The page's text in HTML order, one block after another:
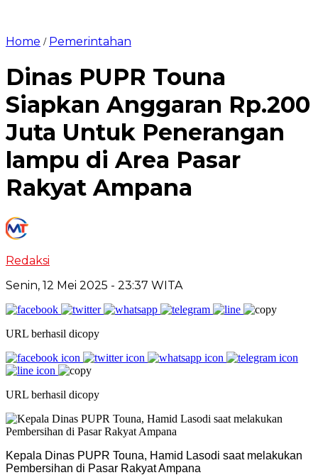
Home / Pemerintahan
Dinas PUPR Touna
Siapkan Anggaran Rp.200
Juta Untuk Penerangan
lampu di Area Pasar
Rakyat Ampana
Redaksi
Senin, 12 Mei 2025 - 23:37 WITA
URL berhasil dicopy
URL berhasil dicopy
Kepala Dinas PUPR Touna, Hamid Lasodi saat melakukan
Pembersihan di Pasar Rakyat Ampana